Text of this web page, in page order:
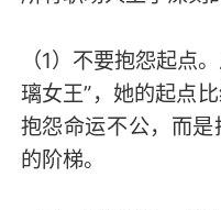
（1）不要抱怨起点
璃女王”，她的起点
抱怨命运不公，而
的阶梯。